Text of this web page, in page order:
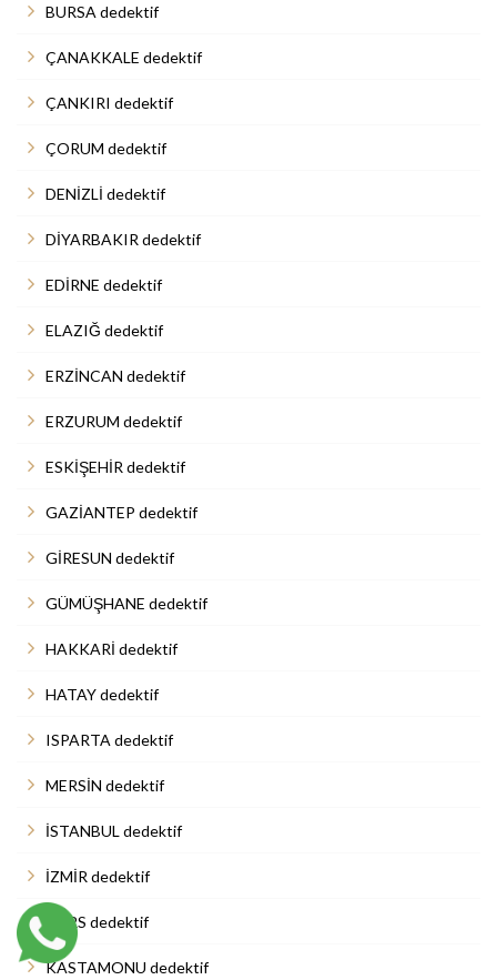
BURSA dedektif
ÇANAKKALE dedektif
ÇANKIRI dedektif
ÇORUM dedektif
DENİZLİ dedektif
DİYARBAKIR dedektif
EDİRNE dedektif
ELAZIĞ dedektif
ERZİNCAN dedektif
ERZURUM dedektif
ESKİŞEHİR dedektif
GAZİANTEP dedektif
GİRESUN dedektif
GÜMÜŞHANE dedektif
HAKKARİ dedektif
HATAY dedektif
ISPARTA dedektif
MERSİN dedektif
İSTANBUL dedektif
İZMİR dedektif
KARS dedektif
KASTAMONU dedektif